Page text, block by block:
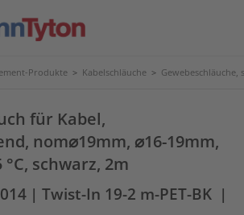
Produkte > Kabelschläuche > Gewebeschläuche,
für Kabel,
nom⌀19mm, ⌀16-19mm,
°C, schwarz, 2m
| Twist-In 19-2 m-PET-BK |